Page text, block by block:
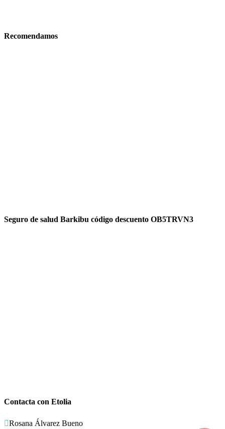
Recomendamos
Seguro de salud Barkibu código descuento OB5TRVN3
Contacta con Etolia
Rosana Álvarez Bueno